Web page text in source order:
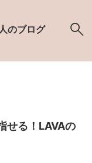
のブログ
せる！LAVAの